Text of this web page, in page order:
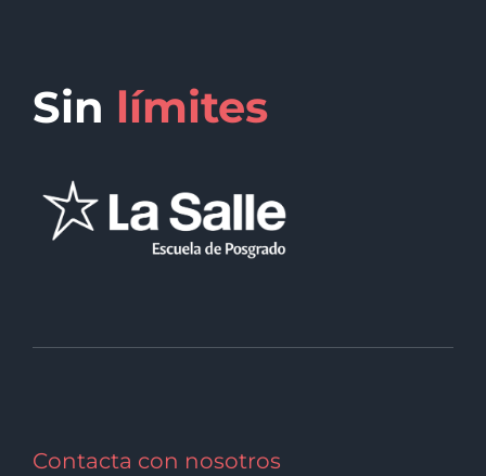
Sin límites
Contacta con nosotros